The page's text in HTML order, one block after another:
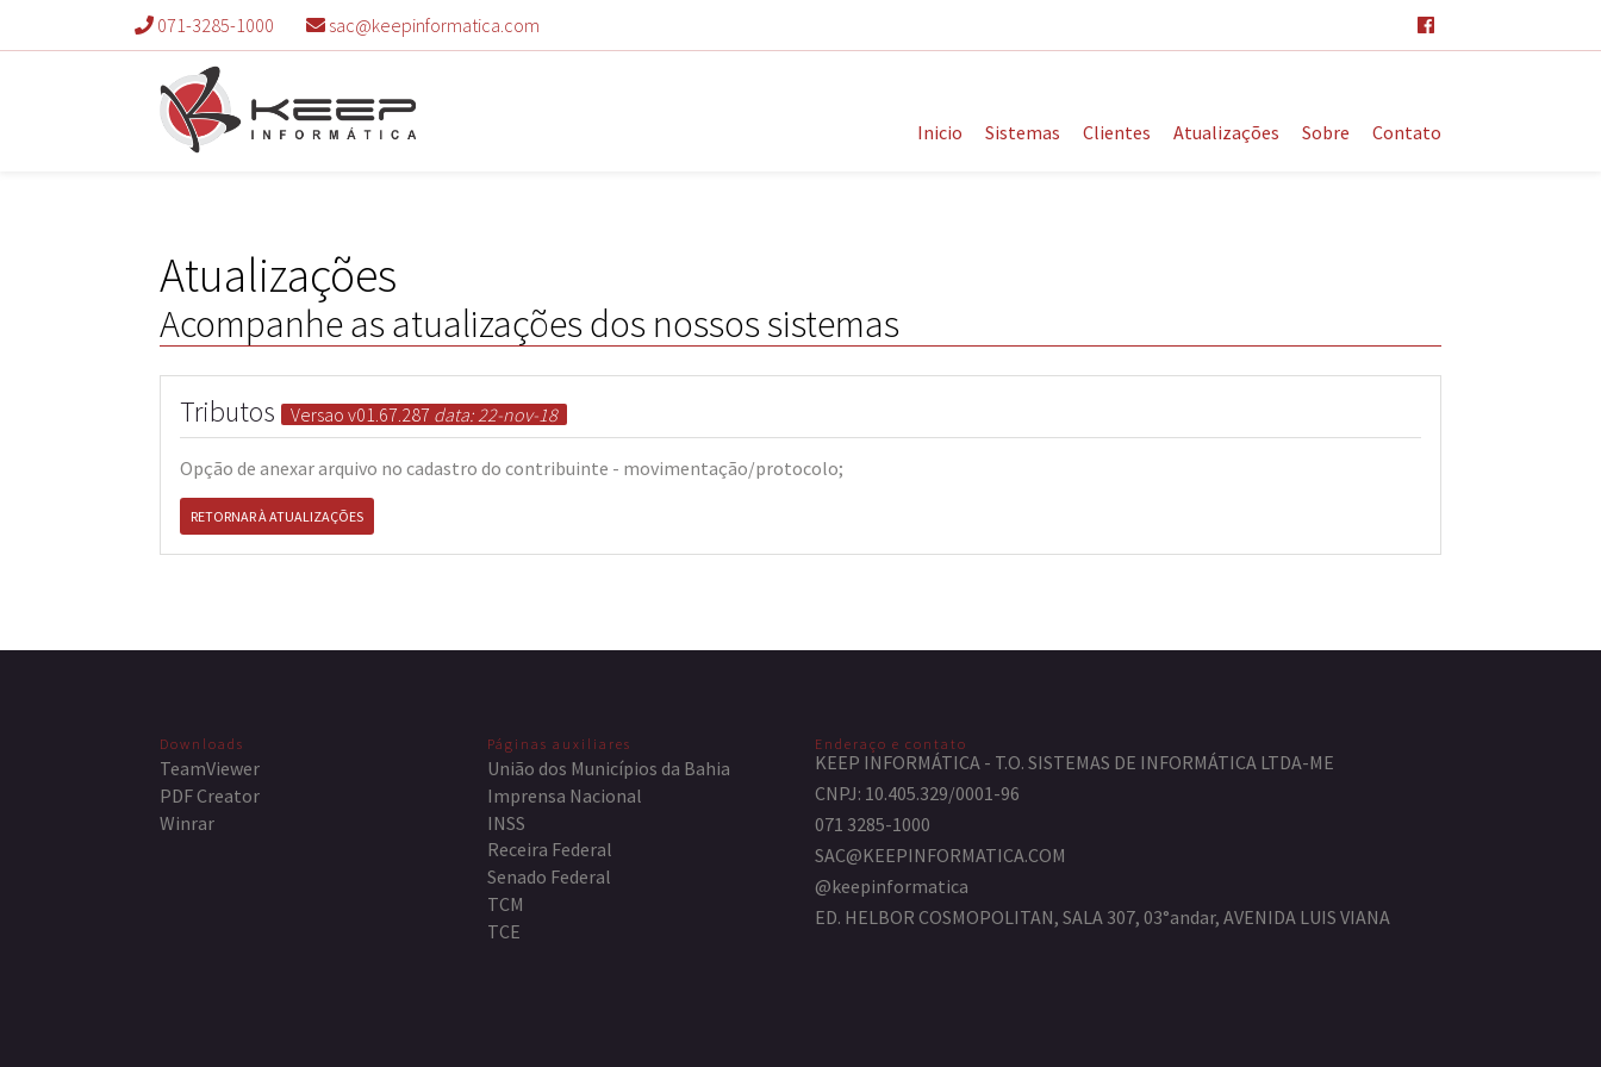
071-3285-1000 sac@keepinformatica.com
Inicio Sistemas Clientes Atualizações Sobre Contato
Atualizações
Acompanhe as atualizações dos nossos sistemas
Tributos Versao v01.67.287 data: 22-nov-18
Opção de anexar arquivo no cadastro do contribuinte - movimentação/protocolo;
RETORNAR À ATUALIZAÇÕES
Downloads
TeamViewer
PDF Creator
Winrar
Páginas auxiliares
União dos Municípios da Bahia
Imprensa Nacional
INSS
Receira Federal
Senado Federal
TCM
TCE
Enderaço e contato
KEEP INFORMÁTICA - T.O. SISTEMAS DE INFORMÁTICA LTDA-ME
CNPJ: 10.405.329/0001-96
071 3285-1000
SAC@KEEPINFORMATICA.COM
@keepinformatica
ED. HELBOR COSMOPOLITAN, SALA 307, 03°andar, AVENIDA LUIS VIANA